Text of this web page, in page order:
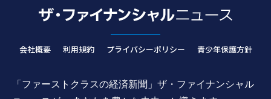
会社概要 利用規約 プライバシーポリシー 青少年保護方針
「ファーストクラスの経済新聞」ザ・ファイナンシャル